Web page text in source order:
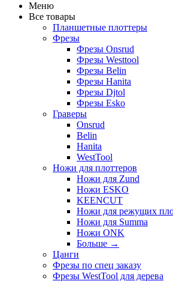
Меню
Все товары
Планшетные плоттеры
Фрезы
Фрезы Onsrud
Фрезы Westtool
Фрезы Belin
Фрезы Hanita
Фрезы Djtol
Фрезы Esko
Граверы
Onsrud
Belin
Hanita
WestTool
Ножи для плоттеров
Ножи для Zund
Ножи ESKO
KEENCUT
Ножи для режущих
Ножи для Summa
Ножи ONK
Больше →
Цанги
Фрезы по спец заказу
Фрезы WestTool для дерева